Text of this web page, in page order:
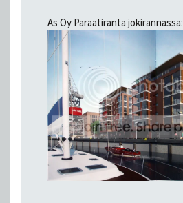
As Oy Paraatiranta jokirannassa: